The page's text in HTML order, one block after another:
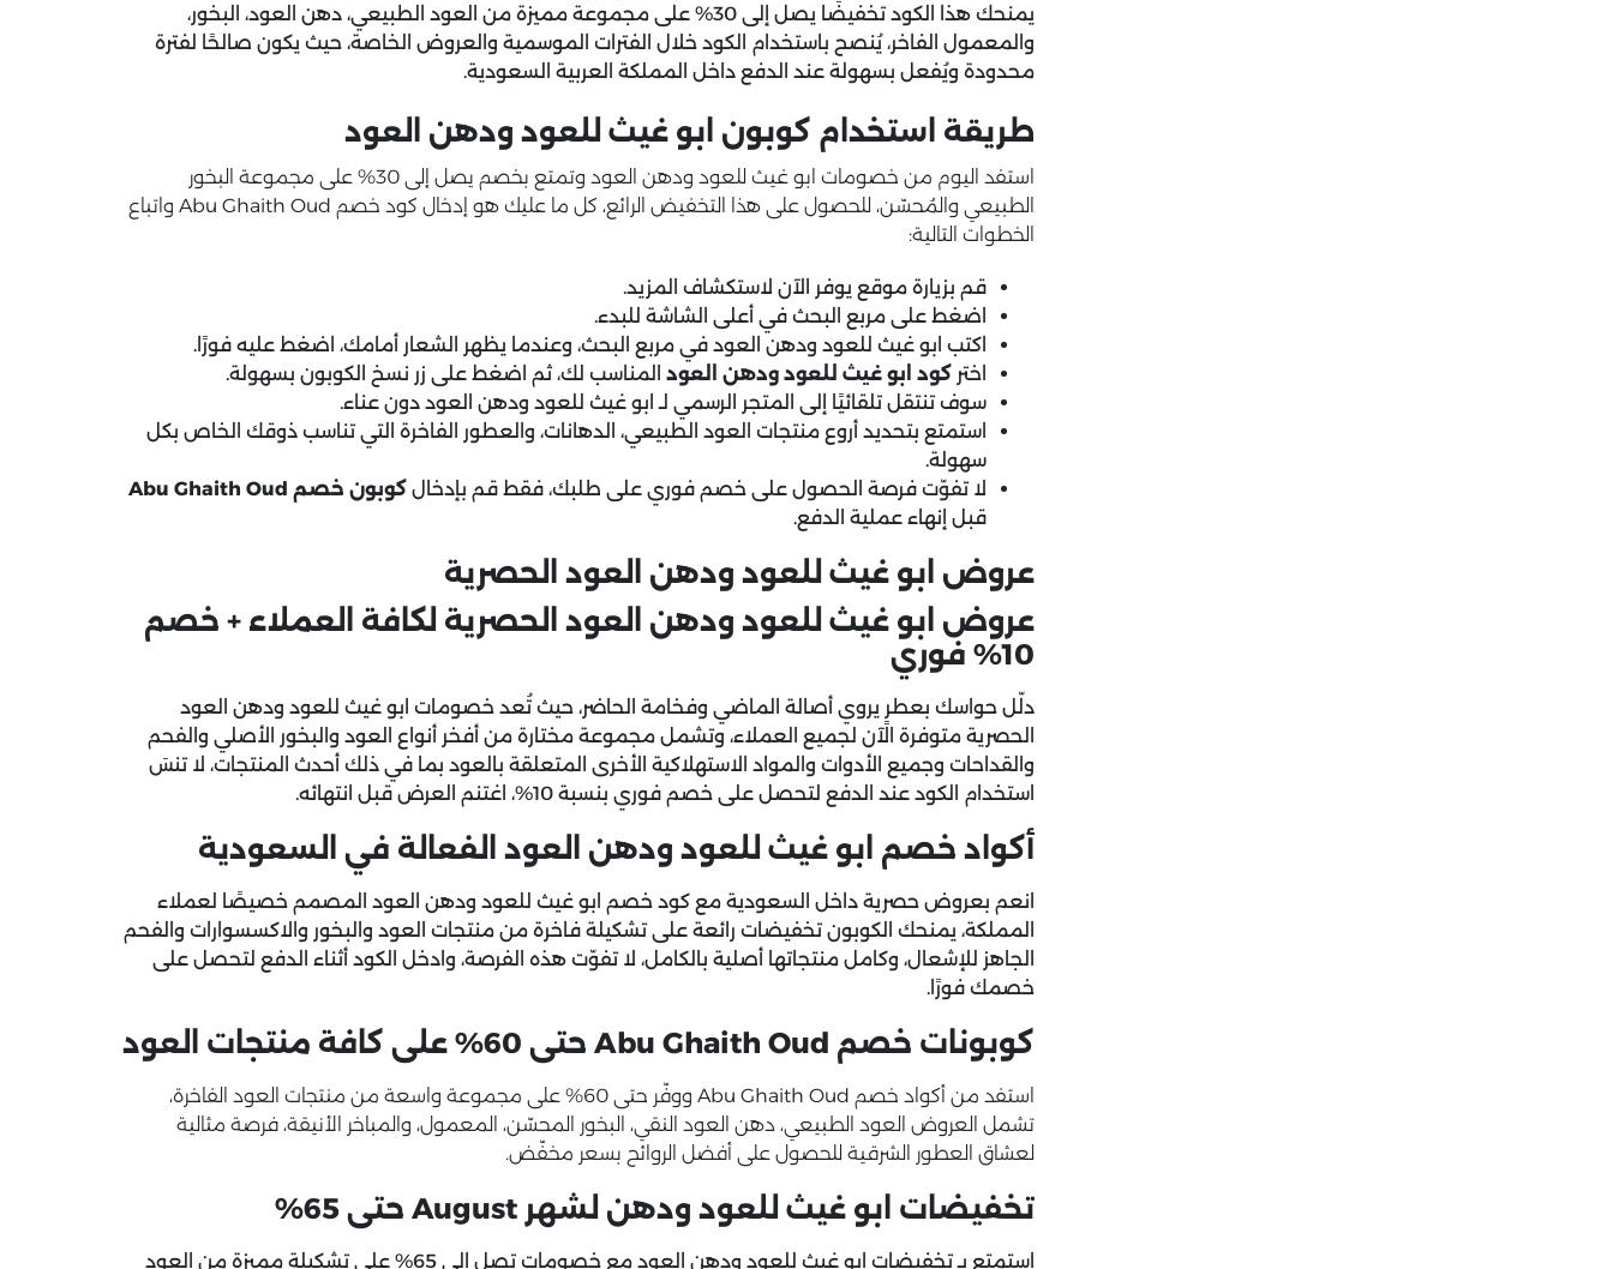
يمنحك هذا الكود تخفيضًا يصل إلى 30% على مجموعة مميزة من العود الطبيعي، دهن العود، البخور،
والمعمول الفاخر، يُنصح باستخدام الكود خلال الفترات الموسمية والعروض الخاصة، حيث يكون صالحًا لفترة
محدودة ويُفعل بسهولة عند الدفع داخل المملكة العربية السعودية.
طريقة استخدام كوبون ابو غيث للعود ودهن العود
استفد اليوم من خصومات ابو غيث للعود ودهن العود وتمتع بخصم يصل إلى 30% على مجموعة البخور
الطبيعي والمُحسّن، للحصول على هذا التخفيض الرائع، كل ما عليك هو إدخال كود خصم Abu Ghaith Oud واتباع
الخطوات التالية:
قم بزيارة موقع يوفر الآن لاستكشاف المزيد.
اضغط على مربع البحث في أعلى الشاشة للبدء.
اكتب ابو غيث للعود ودهن العود في مربع البحث، وعندما يظهر الشعار أمامك، اضغط عليه فورًا.
اختر كود ابو غيث للعود ودهن العود المناسب لك، ثم اضغط على زر نسخ الكوبون بسهولة.
سوف تنتقل تلقائيًا إلى المتجر الرسمي لـ ابو غيث للعود ودهن العود دون عناء.
استمتع بتحديد أروع منتجات العود الطبيعي، الدهانات، والعطور الفاخرة التي تناسب ذوقك الخاص بكل
سهولة.
لا تفوّت فرصة الحصول على خصم فوري على طلبك، فقط قم بإدخال كوبون خصم Abu Ghaith Oud
قبل إنهاء عملية الدفع.
عروض ابو غيث للعود ودهن العود الحصرية
عروض ابو غيث للعود ودهن العود الحصرية لكافة العملاء + خصم
10% فوري
دلّل حواسك بعطرٍ يروي أصالة الماضي وفخامة الحاضر، حيث تُعد خصومات ابو غيث للعود ودهن العود
الحصرية متوفرة الآن لجميع العملاء، وتشمل مجموعة مختارة من أفخر أنواع العود والبخور الأصلي والفحم
والقداحات وجميع الأدوات والمواد الاستهلاكية الأخرى المتعلقة بالعود بما في ذلك أحدث المنتجات، لا تنسَ
استخدام الكود عند الدفع لتحصل على خصم فوري بنسبة 10%، اغتنم العرض قبل انتهائه.
أكواد خصم ابو غيث للعود ودهن العود الفعالة في السعودية
انعم بعروض حصرية داخل السعودية مع كود خصم ابو غيث للعود ودهن العود المصمم خصيصًا لعملاء
المملكة، يمنحك الكوبون تخفيضات رائعة على تشكيلة فاخرة من منتجات العود والبخور والاكسسوارات والفحم
الجاهز للإشعال، وكامل منتجاتها أصلية بالكامل، لا تفوّت هذه الفرصة، وادخل الكود أثناء الدفع لتحصل على
خصمك فورًا.
كوبونات خصم Abu Ghaith Oud حتى 60% على كافة منتجات العود
استفد من أكواد خصم Abu Ghaith Oud ووفّر حتى 60% على مجموعة واسعة من منتجات العود الفاخرة،
تشمل العروض العود الطبيعي، دهن العود النقي، البخور المحسّن، المعمول، والمباخر الأنيقة، فرصة مثالية
لعشاق العطور الشرقية للحصول على أفضل الروائح بسعر مخفّض.
تخفيضات ابو غيث للعود ودهن لشهر August حتى 65%
استمتع بـ تخفيضات ابو غيث للعود ودهن العود مع خصومات تصل إلى 65% على تشكيلة مميزة من العود